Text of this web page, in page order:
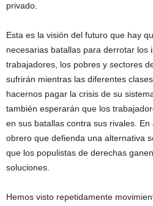
privado.
Esta es la visión del futuro que hay
necesarias batallas para derrotar los
trabajadores, los pobres y sectores
sufrirán mientras las diferentes
hacernos pagar la crisis de su
también esperarán que los
en sus batallas contra sus rivales.
obrero que defienda una alternativa
que los populistas de derechas
soluciones.
Hemos visto repetidamente